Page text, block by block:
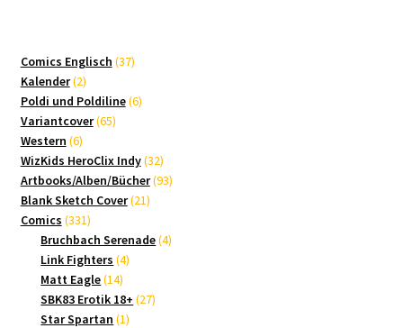
Comics Englisch 3737
Kalender 22
Produkte
Poldi und Poldiline 66
Variantcover 6565
Western 66
Produkte
WizKids HeroClix Indy 3232
Produkte
Artbooks/Alben/Bücher 9393
Blank Sketch Cover 2121
Comics 331331
Produkte
Bruchbach Serenade 44
Link Fighters 44
Matt Eagle 1414
Produkte
SBK83 Erotik 18+ 2727
Star Spartan 11